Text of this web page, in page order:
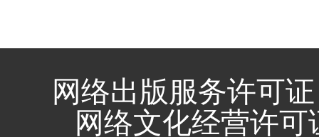
网络出版服务许可
网络文化经营许可